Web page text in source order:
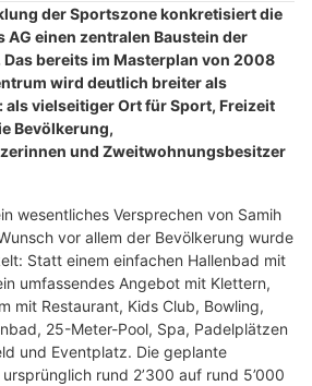
der Sportszone konkretisiert die
AG einen zentralen Baustein der
bereits im Masterplan von 2008
wird deutlich breiter als
vielseitiger Ort für Sport, Freizeit
Bevölkerung,
und Zweitwohnungsbesitzer
wesentliches Versprechen von Samih
vor allem der Bevölkerung wurde
Statt einem einfachen Hallenbad mit
umfassendes Angebot mit Klettern,
mit Restaurant, Kids Club, Bowling,
25-Meter-Pool, Spa, Padelplätzen
und Eventplatz. Die geplante
rund 2’300 auf rund 5’000